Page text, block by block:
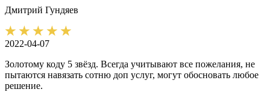
Дмитрий Гундяев
2022-04-07
Золотому коду 5 звёзд. Всегда учитывают все пожелания, не
пытаются навязать сотню доп услуг, могут обосновать любое
решение.